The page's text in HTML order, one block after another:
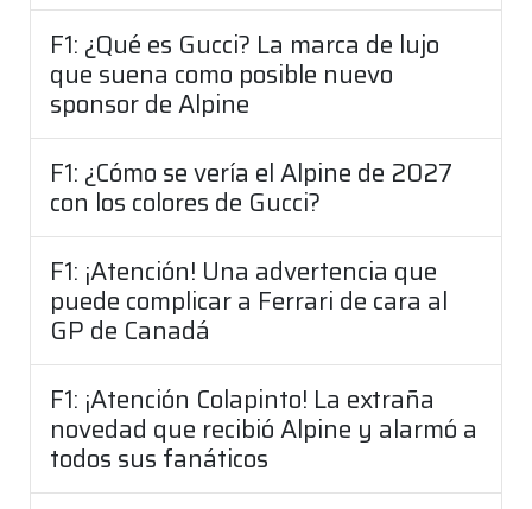
F1: ¿Qué es Gucci? La marca de lujo
que suena como posible nuevo
sponsor de Alpine
F1: ¿Cómo se vería el Alpine de 2027
con los colores de Gucci?
F1: ¡Atención! Una advertencia que
puede complicar a Ferrari de cara al
GP de Canadá
F1: ¡Atención Colapinto! La extraña
novedad que recibió Alpine y alarmó a
todos sus fanáticos